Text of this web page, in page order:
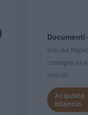
Dati del
consegna via
indicati.
Acquista
bilancio